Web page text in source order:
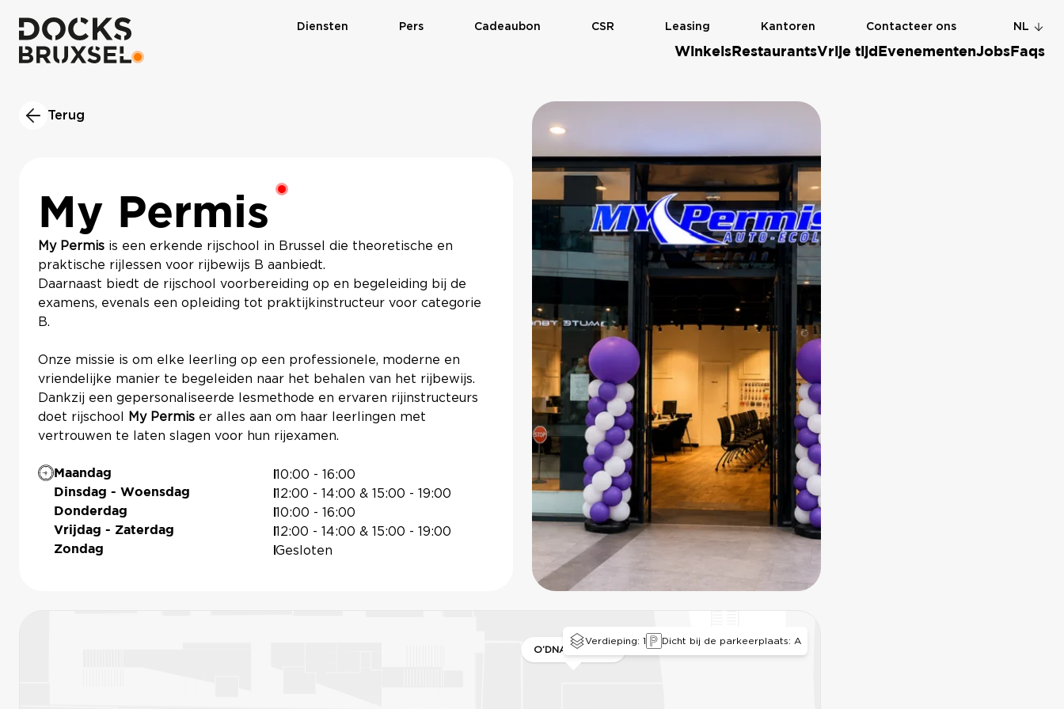
Winkels RestaurantsVrije tijd EvenementenJobs Faqs
Diensten Pers Cadeaubon CSR Leasing Kantoren Contacteer ons NL
Terug
My Permis
My Permis is een erkende rijschool in Brussel die theoretische en
praktische rijlessen voor rijbewijs B aanbiedt.
Daarnaast biedt de rijschool voorbereiding op en begeleiding bij de
examens, evenals een opleiding tot praktijkinstructeur voor categorie
B.
Onze missie is om elke leerling op een professionele, moderne en
vriendelijke manier te begeleiden naar het behalen van het rijbewijs.
Dankzij een gepersonaliseerde lesmethode en ervaren rijinstructeurs
doet rijschool
My Permis er alles aan om haar leerlingen met
vertrouwen te laten slagen voor hun rijexamen.
Maandag 10:00 - 16:00
Dinsdag - Woensdag 12:00 - 14:00 & 15:00 - 19:00
Donderdag 10:00 - 16:00
Vrijdag - Zaterdag 12:00 - 14:00 & 15:00 - 19:00
Zondag Gesloten
HAWAIIAN POKÉ BOWL
MASSIMO DUTTI
O’DNAILS & SPA
CELIO
Verdieping: 1 Dicht bij de parkeerplaats: A